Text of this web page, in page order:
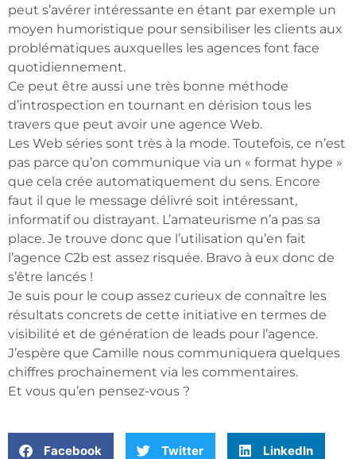
peut s’avérer intéressante en étant par exemple un
moyen humoristique pour sensibiliser les clients aux
problématiques auxquelles les agences font face
quotidiennement.
Ce peut être aussi une très bonne méthode
d’introspection en tournant en dérision tous les
travers que peut avoir une agence Web.
Les Web séries sont très à la mode. Toutefois, ce n’est
pas parce qu’on communique via un « format hype »
que cela crée automatiquement du sens. Encore
faut il que le message délivré soit intéressant,
informatif ou distrayant. L’amateurisme n’a pas sa
place. Je trouve donc que l’utilisation qu’en fait
l’agence C2b est assez risquée. Bravo à eux donc de
s’être lancés !
Je suis pour le coup assez curieux de connaître les
résultats concrets de cette initiative en termes de
visibilité et de génération de leads pour l’agence.
J’espère que Camille nous communiquera quelques
chiffres prochainement via les commentaires.
Et vous qu’en pensez-vous ?
Facebook Twitter LinkedIn